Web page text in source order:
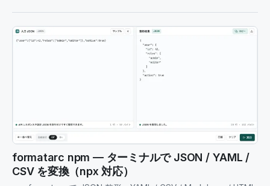
formatarc npm — ターミナルで JSON / YAML /
CSV を変換（npx 対応）